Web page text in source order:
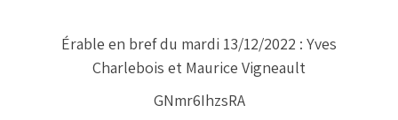
Érable en bref du mardi 13/12/2022 : Yves
Charlebois et Maurice Vigneault
GNmr6IhzsRA